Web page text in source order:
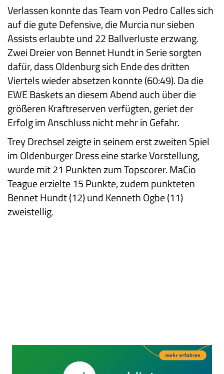
Verlassen konnte das Team von Pedro Calles sich
auf die gute Defensive, die Murcia nur sieben
Assists erlaubte und 22 Ballverluste erzwang.
Zwei Dreier von Bennet Hundt in Serie sorgten
dafür, dass Oldenburg sich Ende des dritten
Viertels wieder absetzen konnte (60:49). Da die
EWE Baskets an diesem Abend auch über die
größeren Kraftreserven verfügten, geriet der
Erfolg im Anschluss nicht mehr in Gefahr.
Trey Drechsel zeigte in seinem erst zweiten Spiel
im Oldenburger Dress eine starke Vorstellung,
wurde mit 21 Punkten zum Topscorer. MaCio
Teague erzielte 15 Punkte, zudem punkteten
Bennet Hundt (12) und Kenneth Ogbe (11)
zweistellig.